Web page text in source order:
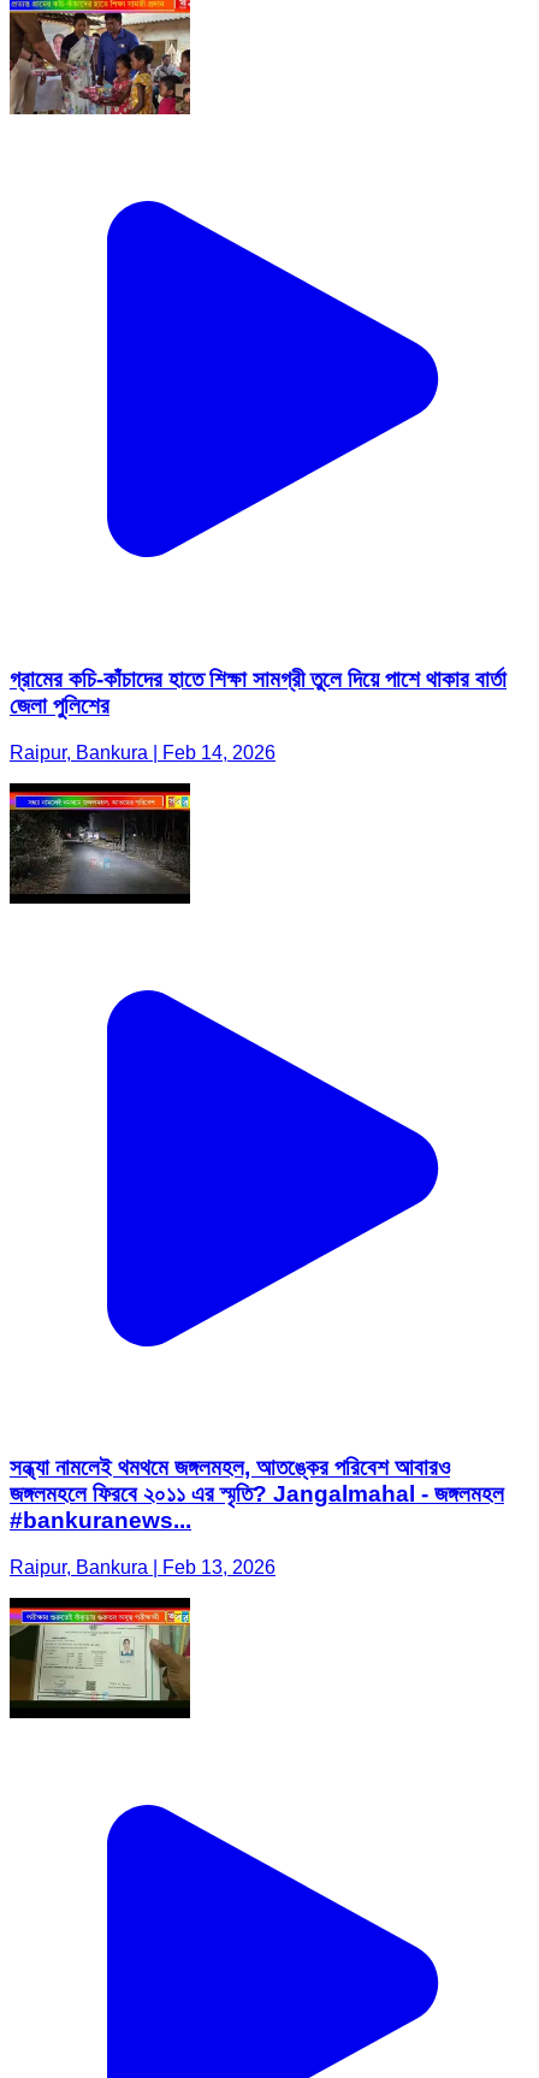
গ্রামের কচি-কাঁচাদের হাতে শিক্ষা সামগ্রী তুলে দিয়ে পাশে থাকার বার্তা
জেলা পুলিশের
Raipur, Bankura | Feb 14, 2026
সন্ধ্যা নামলেই থমথমে জঙ্গলমহল, আতঙ্কের পরিবেশ আবারও
জঙ্গলমহলে ফিরবে ২০১১ এর স্মৃতি? Jangalmahal - জঙ্গলমহল
#bankuranews...
Raipur, Bankura | Feb 13, 2026